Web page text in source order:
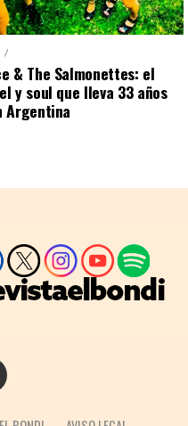
& The Salmonettes: el
y soul que lleva 33 años
Argentina